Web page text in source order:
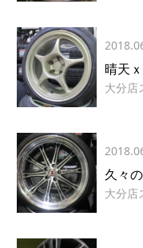
晴天
大分店
久々
大分店